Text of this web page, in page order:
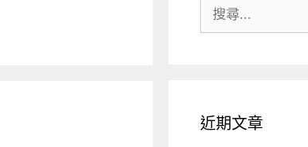
尋:
近期文章